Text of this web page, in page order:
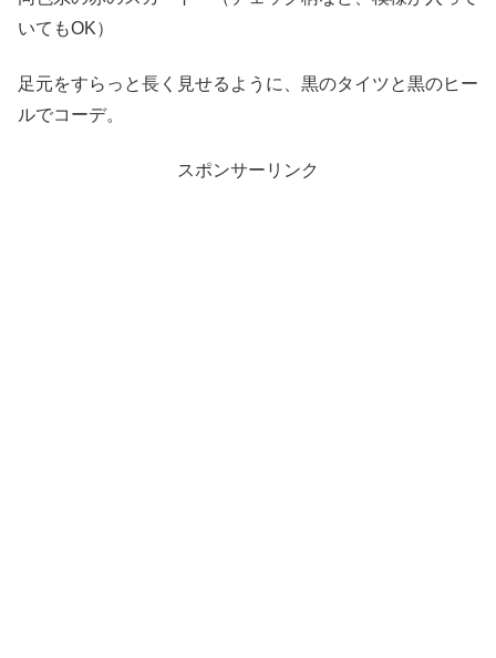
いてもOK）
足元をすらっと長く見せるように、黒のタイツと黒のヒー
ルでコーデ。
スポンサーリンク